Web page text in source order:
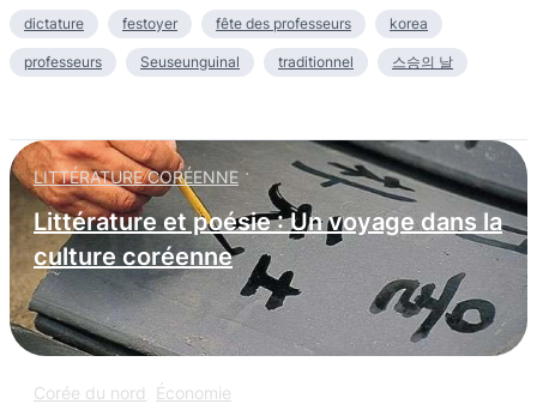
dictature festoyer fête des professeurs korea
professeurs Seuseunguinal traditionnel 스승의 날
LITTÉRATURE CORÉENNE
Littérature et poésie : Un voyage dans la
culture coréenne
Corée du nord Économie